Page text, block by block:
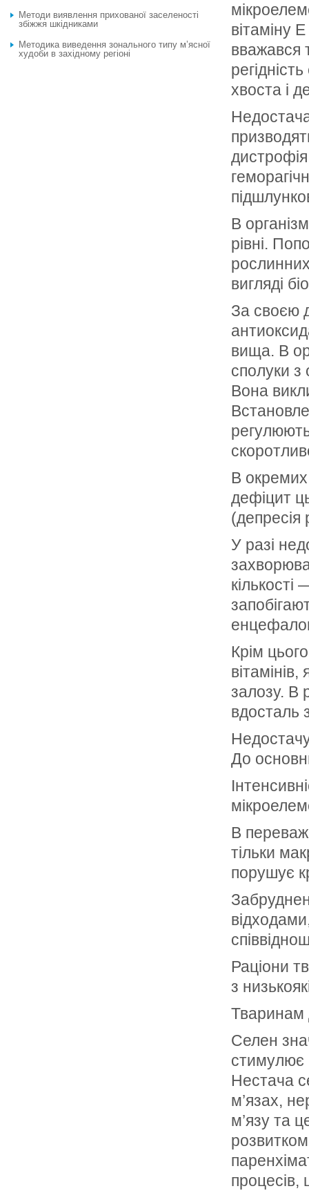
вітаміну
вважався
хвоста і
В
рівні.
вигляді
За своєю
вища. В
сполуки з
Вона
В
дефіцит
(депресія
У разі
Крім
залозу. В
вдосталь
До
В
тільки
порушує
Раціони
з
Тваринам
Селен
стимулює
Нестача
м’язах,
м’язу та
процесів,
Методи виявлення прихованої заселеності
збіжжя шкідниками
Методика виведення зонального типу м’ясної
худоби в західному регіоні